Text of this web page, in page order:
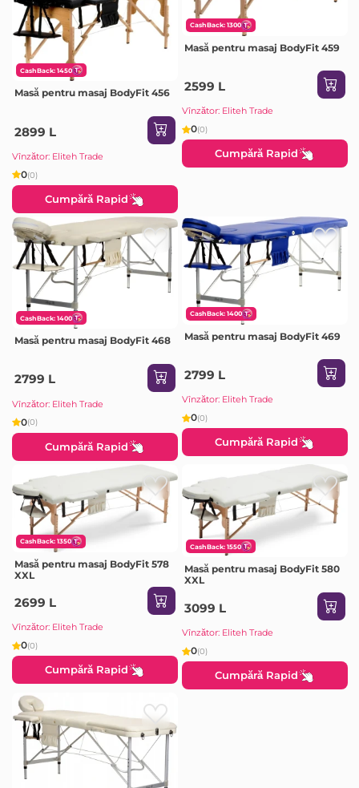
CashBack: 1450
Masă pentru masaj BodyFit 456
2899 L
Vînzător: Eliteh Trade
0(0)
Cumpără Rapid
CashBack: 1300
Masă pentru masaj BodyFit 459
2599 L
Vînzător: Eliteh Trade
0(0)
Cumpără Rapid
CashBack: 1400
Masă pentru masaj BodyFit 468
2799 L
Vînzător: Eliteh Trade
0(0)
Cumpără Rapid
CashBack: 1400
Masă pentru masaj BodyFit 469
2799 L
Vînzător: Eliteh Trade
0(0)
Cumpără Rapid
CashBack: 1350
Masă pentru masaj BodyFit 578
XXL
2699 L
Vînzător: Eliteh Trade
0(0)
Cumpără Rapid
CashBack: 1550
Masă pentru masaj BodyFit 580
XXL
3099 L
Vînzător: Eliteh Trade
0(0)
Cumpără Rapid